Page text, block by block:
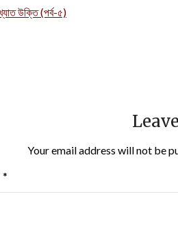
উক্তি (পর্ব-৫)
Your email address will not be
*